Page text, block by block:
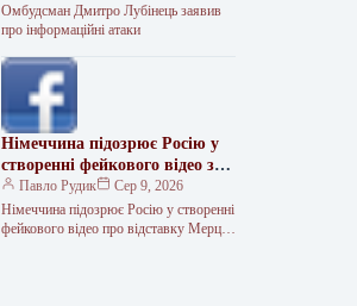
Омбудсман Дмитро Лубінець заявив
про інформаційні атаки
Німеччина підозрює Росію у
створенні фейкового відео з
Мерцом
Павло Рудик
Сер 9, 2026
Німеччина підозрює Росію у створенні
фейкового відео про відставку Мерца